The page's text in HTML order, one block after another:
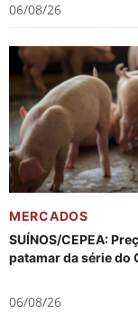
06/08/26
MERCADOS
SUÍNOS/CEPEA:
patamar da série do
06/08/26